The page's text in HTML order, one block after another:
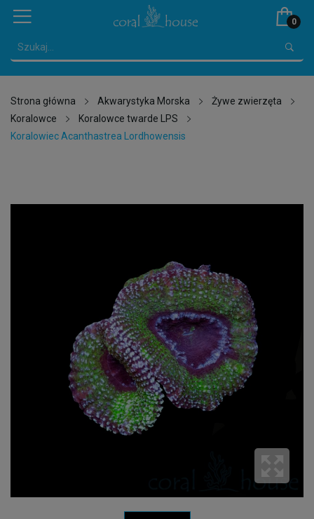
0
Strona główna Akwarystyka Morska
Żywe zwierzęta
Koralowce
Koralowce twarde LPS
Koralowiec Acanthastrea Lordhowensis